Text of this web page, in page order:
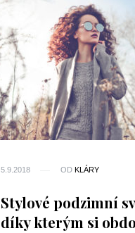
5.9.2018 OD KLÁRY
Stylové podzimní
díky kterým si